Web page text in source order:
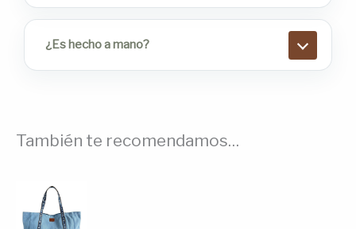
¿Es hecho a mano?
También te recomendamos…